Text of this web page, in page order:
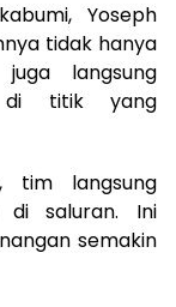
Yoseph
tidak hanya
langsung
di titik yang
tim langsung
di saluran. Ini
semakin